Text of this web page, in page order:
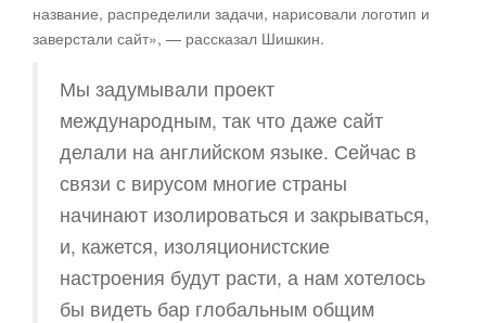
название, распределили задачи, нарисовали логотип и
заверстали сайт», — рассказал Шишкин.
Мы задумывали проект
международным, так что даже сайт
делали на английском языке. Сейчас в
связи с вирусом многие страны
начинают изолироваться и закрываться,
и, кажется, изоляционистские
настроения будут расти, а нам хотелось
бы видеть бар глобальным общим